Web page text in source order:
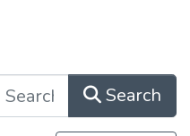
Search